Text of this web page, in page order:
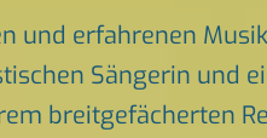
und erfahrenen
Sängerin und
breitgefächerten